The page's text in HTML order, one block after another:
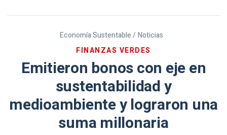
Economía Sustentable / Noticias
FINANZAS VERDES
Emitieron bonos con eje en
sustentabilidad y
medioambiente y lograron una
suma millonaria